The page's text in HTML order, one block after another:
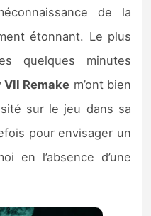
de la
étonnant. Le plus
quelques minutes
VII Remake m’ont bien
sur le jeu dans sa
pour envisager un
en l’absence d’une